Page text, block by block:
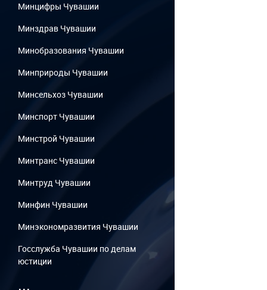
Минцифры Чувашии
Минздрав Чувашии
Минобразования Чувашии
Минприроды Чувашии
Минсельхоз Чувашии
Минспорт Чувашии
Минстрой Чувашии
Минтранс Чувашии
Минтруд Чувашии
Минфин Чувашии
Минэкономразвития Чувашии
Госслужба Чувашии по делам
юстиции
...